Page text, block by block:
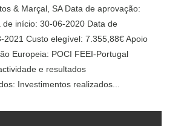
& Marçal, SA Data de aprovação:
de início: 30-06-2020 Data de
2021 Custo elegível: 7.355,88€ Apoio
Europeia: POCI FEEI-Portugal
e resultados
Investimentos realizados...